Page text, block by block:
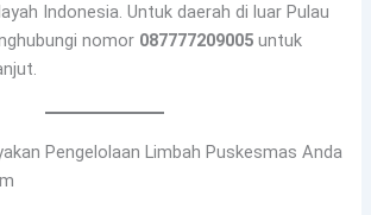
Indonesia. Untuk daerah di luar Pulau
nomor 087777209005 untuk
Pengelolaan Limbah Puskesmas Anda